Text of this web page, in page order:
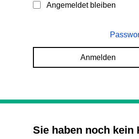
Angemeldet bleiben
Anmelden
Sie haben noch kein